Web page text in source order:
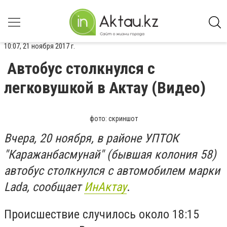
10:07, 21 ноября 2017 г.
Автобус столкнулся с
легковушкой в Актау (Видео)
фото: скриншот
Вчера, 20 ноября, в районе УПТОК
"Каражанбасмунай" (бывшая колония 58)
автобус столкнулся с автомобилем марки
Lada, сообщаетИнАктау.
Происшествие случилось около 18:15